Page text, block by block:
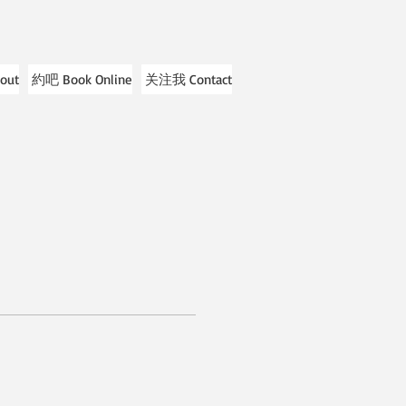
約吧 Book Online 关注我 Contact